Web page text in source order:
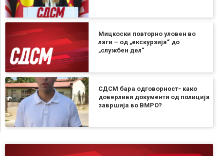
Мицкоски повторно уловен во
лаги – од „екскурзија“ до
„службен дел“
СДСМ бара одговорност- како
доверливи документи од полиција
завршија во ВМРО?